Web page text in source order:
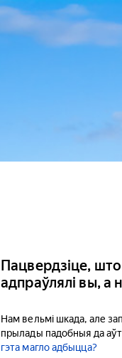
Пацвердзіце,
адпраўлялі вы, а
Нам вельмі шкада, але
прылады падобныя да
гэта магло адбыцца?